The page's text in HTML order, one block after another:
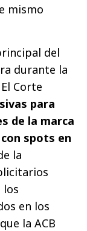
mismo
del
durante la
Corte
para
de la marca
spots en
la
los
en los
la ACB